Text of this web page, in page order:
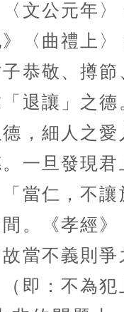
文公元年
〈曲禮上
恭敬、撙節
退讓」之
德，細人之
一旦發現
當仁，不
。《孝經
當不義則
即：不為